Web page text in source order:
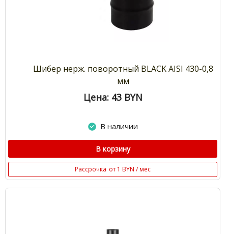
Шибер нерж. поворотный BLACK AISI 430-0,8
мм
Цена: 43 BYN
В наличии
В корзину
Рассрочка от 1 BYN / мес